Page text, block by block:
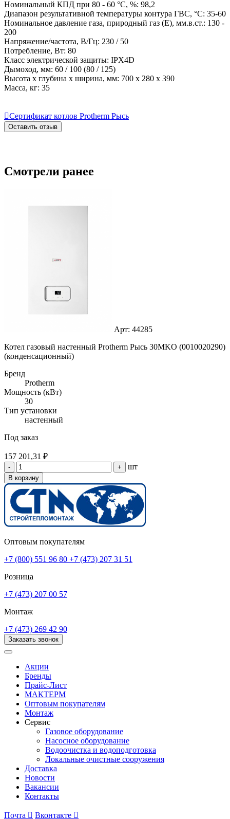
Номинальный КПД при 80 - 60 °С, %: 98,2
Диапазон результативной температуры контура ГВС, °С: 35-60
Номинальное давление газа, природный газ (Е), мм.в.ст.: 130 -
200
Напряжение/частота, В/Гц: 230 / 50
Потребление, Вт: 80
Класс электрической защиты: IPX4D
Дымоход, мм: 60 / 100 (80 / 125)
Высота х глубина х ширина, мм: 700 х 280 х 390
Масса, кг: 35
Сертификат котлов Protherm Рысь
Оставить отзыв
Смотрели ранее
Арт: 44285
Котел газовый настенный Protherm Рысь 30MKO (0010020290)
(конденсационный)
Бренд
Protherm
Мощность (кВт)
30
Тип установки
настенный
Под заказ
157 201,31 ₽
- + шт
В корзину
Оптовым покупателям
+7 (800) 551 96 80 +7 (473) 207 31 51
Розница
+7 (473) 207 00 57
Монтаж
+7 (473) 269 42 90
Заказать звонок
Акции
Бренды
Прайс-Лист
МАКТЕРМ
Оптовым покупателям
Монтаж
Сервис
Газовое оборудование
Насосное оборудование
Водоочистка и водоподготовка
Локальные очистные сооружения
Доставка
Новости
Вакансии
Контакты
Почта  Вконтакте 